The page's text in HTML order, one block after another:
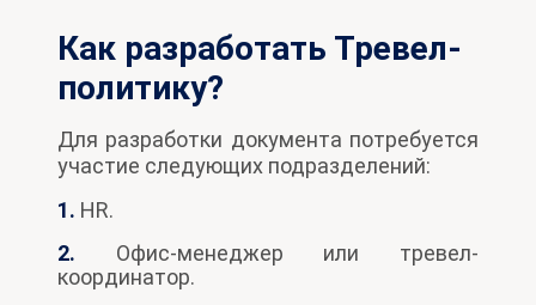
Как разработать Тревел-
политику?
Для разработки документа потребуется
участие следующих подразделений:
1. HR.
2. Офис-менеджер или тревел-
координатор.